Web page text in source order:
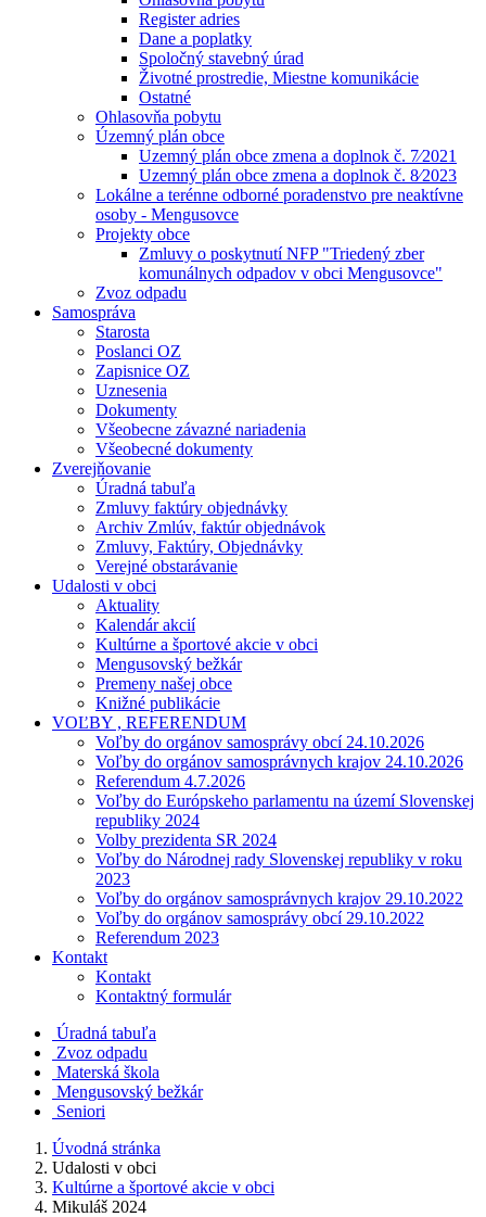
Register adries
Dane a poplatky
Spoločný stavebný úrad
Životné prostredie, Miestne komunikácie
Ostatné
Ohlasovňa pobytu
Územný plán obce
Uzemný plán obce zmena a doplnok č. 7⁄2021
Uzemný plán obce zmena a doplnok č. 8⁄2023
Lokálne a terénne odborné poradenstvo pre neaktívne
osoby - Mengusovce
Projekty obce
Zmluvy o poskytnutí NFP "Triedený zber
komunálnych odpadov v obci Mengusovce"
Zvoz odpadu
Samospráva
Starosta
Poslanci OZ
Zapisnice OZ
Uznesenia
Dokumenty
Všeobecne závazné nariadenia
Všeobecné dokumenty
Zverejňovanie
Úradná tabuľa
Zmluvy faktúry objednávky
Archiv Zmlúv, faktúr objednávok
Zmluvy, Faktúry, Objednávky
Verejné obstarávanie
Udalosti v obci
Aktuality
Kalendár akcií
Kultúrne a športové akcie v obci
Mengusovský bežkár
Premeny našej obce
Knižné publikácie
VOĽBY , REFERENDUM
Voľby do orgánov samosprávy obcí 24.10.2026
Voľby do orgánov samosprávnych krajov 24.10.2026
Referendum 4.7.2026
Voľby do Európskeho parlamentu na území Slovenskej
republiky 2024
Volby prezidenta SR 2024
Voľby do Národnej rady Slovenskej republiky v roku
2023
Voľby do orgánov samosprávnych krajov 29.10.2022
Voľby do orgánov samosprávy obcí 29.10.2022
Referendum 2023
Kontakt
Kontakt
Kontaktný formulár
Úradná tabuľa
Zvoz odpadu
Materská škola
Mengusovský bežkár
Seniori
Úvodná stránka
Udalosti v obci
Kultúrne a športové akcie v obci
Mikuláš 2024